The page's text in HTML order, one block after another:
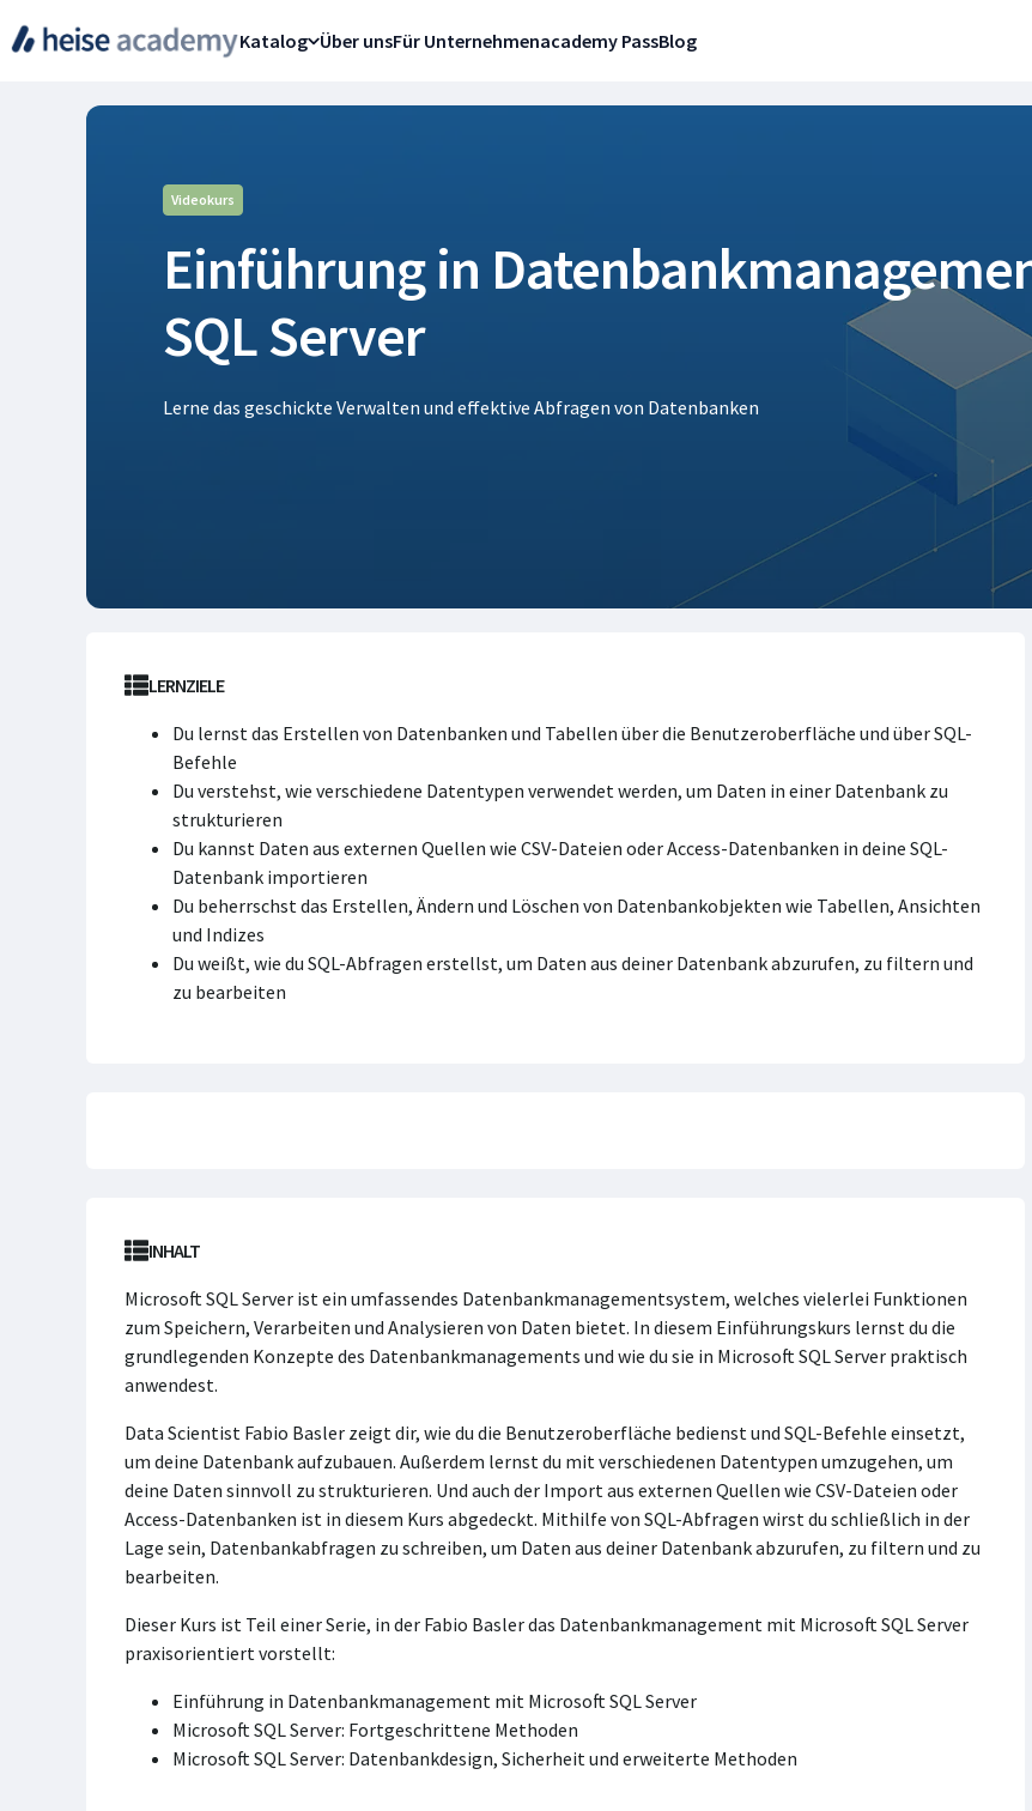
Katalog Über unsFür Unternehmenacademy PassBlog
Videokurs
Einführung in
SQL Server
Lerne das geschickte Verwalten und effektive Abfragen von Datenbanken
LERNZIELE
Du lernst das Erstellen von Datenbanken und Tabellen über die Benutzeroberfläche und über SQL-
Befehle
Du verstehst, wie verschiedene Datentypen verwendet werden, um Daten in einer Datenbank zu
strukturieren
Du kannst Daten aus externen Quellen wie CSV-Dateien oder Access-Datenbanken in deine SQL-
Datenbank importieren
Du beherrschst das Erstellen, Ändern und Löschen von Datenbankobjekten wie Tabellen, Ansichten
und Indizes
Du weißt, wie du SQL-Abfragen erstellst, um Daten aus deiner Datenbank abzurufen, zu filtern und
zu bearbeiten
INHALT
Microsoft SQL Server ist ein umfassendes Datenbankmanagementsystem, welches vielerlei Funktionen
zum Speichern, Verarbeiten und Analysieren von Daten bietet. In diesem Einführungskurs lernst du die
grundlegenden Konzepte des Datenbankmanagements und wie du sie in Microsoft SQL Server praktisch
anwendest.
Data Scientist Fabio Basler zeigt dir, wie du die Benutzeroberfläche bedienst und SQL-Befehle einsetzt,
um deine Datenbank aufzubauen. Außerdem lernst du mit verschiedenen Datentypen umzugehen, um
deine Daten sinnvoll zu strukturieren. Und auch der Import aus externen Quellen wie CSV-Dateien oder
Access-Datenbanken ist in diesem Kurs abgedeckt. Mithilfe von SQL-Abfragen wirst du schließlich in der
Lage sein, Datenbankabfragen zu schreiben, um Daten aus deiner Datenbank abzurufen, zu filtern und zu
bearbeiten.
Dieser Kurs ist Teil einer Serie, in der Fabio Basler das Datenbankmanagement mit Microsoft SQL Server
praxisorientiert vorstellt:
Einführung in Datenbankmanagement mit Microsoft SQL Server
Microsoft SQL Server: Fortgeschrittene Methoden
Microsoft SQL Server: Datenbankdesign, Sicherheit und erweiterte Methoden